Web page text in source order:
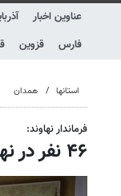
عناوین اخبار
فارس
قزوین
استانها همدان
فرماندار نهاوند:
۴۶ نفر در نهاوند برای انتخابات شوراهای شهر و روستا ثبت نام کردند